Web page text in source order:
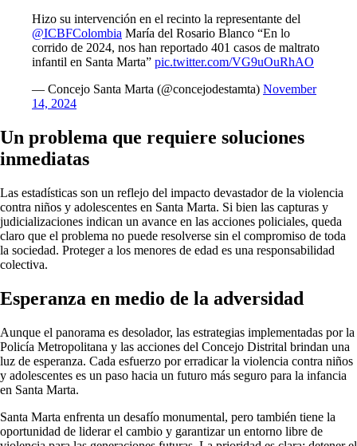
Hizo su intervención en el recinto la representante del
@ICBFColombia María del Rosario Blanco “En lo
corrido de 2024, nos han reportado 401 casos de maltrato
infantil en Santa Marta” pic.twitter.com/VG9uOuRhAO
— Concejo Santa Marta (@concejodestamta) November
14, 2024
Un problema que requiere soluciones
inmediatas
Las estadísticas son un reflejo del impacto devastador de la violencia
contra niños y adolescentes en Santa Marta. Si bien las capturas y
judicializaciones indican un avance en las acciones policiales, queda
claro que el problema no puede resolverse sin el compromiso de toda
la sociedad. Proteger a los menores de edad es una responsabilidad
colectiva.
Esperanza en medio de la adversidad
Aunque el panorama es desolador, las estrategias implementadas por la
Policía Metropolitana y las acciones del Concejo Distrital brindan una
luz de esperanza. Cada esfuerzo por erradicar la violencia contra niños
y adolescentes es un paso hacia un futuro más seguro para la infancia
en Santa Marta.
Santa Marta enfrenta un desafío monumental, pero también tiene la
oportunidad de liderar el cambio y garantizar un entorno libre de